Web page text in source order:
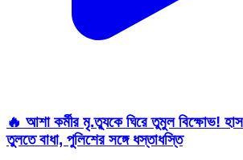
🔥 আশা কর্মীর মৃ.ত্যুকে ঘিরে তুমুল বিক্ষোভ!
তুলতে বাধা, পুলিশের সঙ্গে ধস্তাধস্তি